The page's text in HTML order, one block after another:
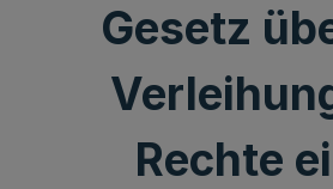
Gesetz
Rechte